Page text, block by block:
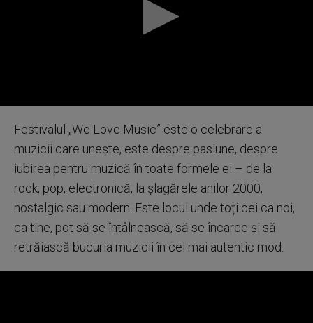
seconds
Festivalul „We Love Music” este o celebrare a
muzicii care unește, este despre pasiune, despre
iubirea pentru muzică în toate formele ei – de la
rock, pop, electronică, la șlagărele anilor 2000,
nostalgic sau modern. Este locul unde toți cei ca noi,
ca tine, pot să se întâlnească, să se încarce și să
retrăiască bucuria muzicii în cel mai autentic mod.